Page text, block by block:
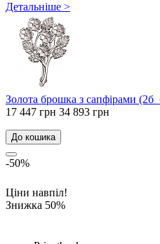
Детальніше >
Золота брошка з сапфірами
17 447 грн 34 893 грн
До кошика
-50%
Ціни навпіл!
Знижка 50%